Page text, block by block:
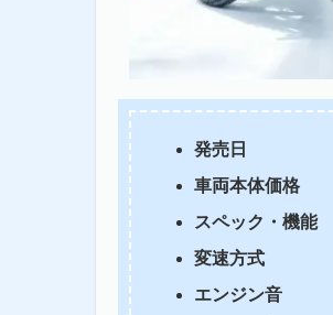
発売日
車両本体価格
スペック・機能
変速方式
エンジン音